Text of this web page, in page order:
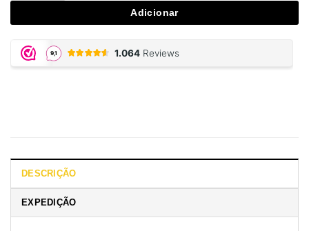
Adicionar
DESCRIÇÃO
EXPEDIÇÃO